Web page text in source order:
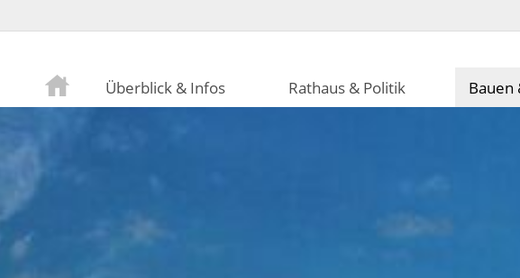
Überblick & Infos Rathaus & Politik Bauen